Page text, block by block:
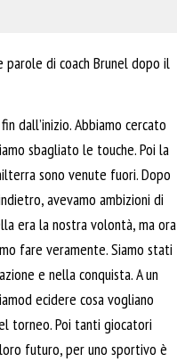
parole di coach Brunel dopo il
dall’inizio. Abbiamo cercato
sbagliato le touche. Poi la
sono venute fuori. Dopo
avevamo ambizioni di
era la nostra volontà, ma ora
fare veramente. Siamo stati
e nella conquista. A un
ecidere cosa vogliano
torneo. Poi tanti giocatori
futuro, per uno sportivo è